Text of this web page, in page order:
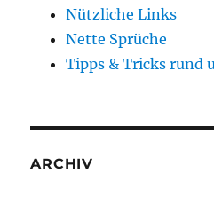
Nützliche Links
Nette Sprüche
Tipps & Tricks rund
ARCHIV